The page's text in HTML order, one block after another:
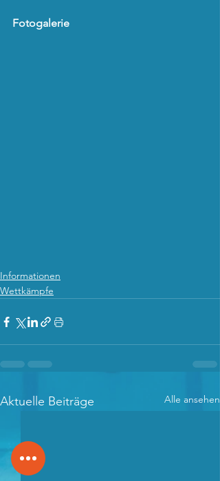
Fotogalerie
Informationen
Wettkämpfe
Aktuelle Beiträge Alle ansehen